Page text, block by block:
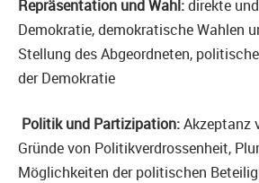
Repräsentation und Wahl:direkte
Demokratie, demokratische Wahlen
Stellung des Abgeordneten,
der Demokratie
Politik und Partizipation:Akzeptanz
Gründe von Politikverdrossenheit,
Möglichkeiten der politischen